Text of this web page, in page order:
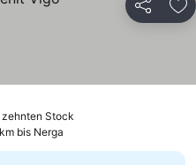
Teilen
zehnten Stock
bis Nerga